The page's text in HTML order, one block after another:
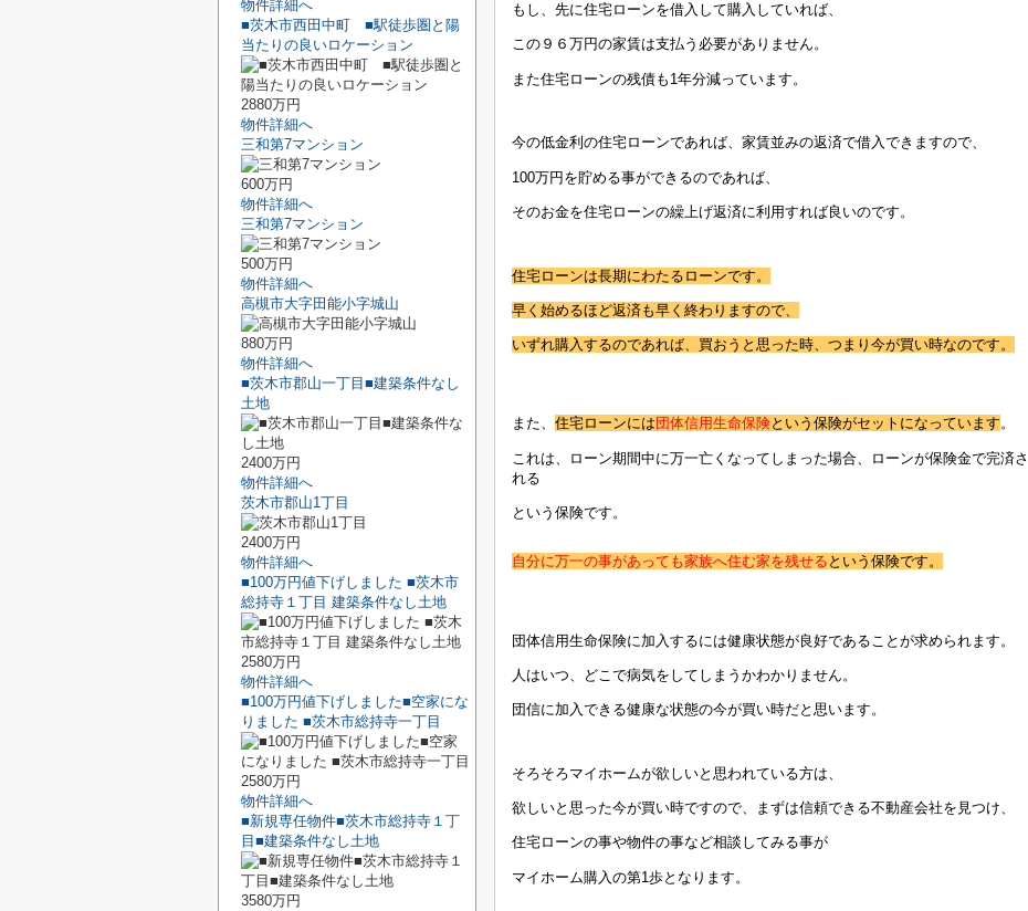
もし、先に住宅ローンを借入して購入していれば、
この９６万円の家賃は支払う必要がありません。
また住宅ローンの残債も1年分減っています。
今の低金利の住宅ローンであれば、家賃並みの返済で借入できますので、
100万円を貯める事ができるのであれば、
そのお金を住宅ローンの繰上げ返済に利用すれば良いのです。
住宅ローンは長期にわたるローンです。
早く始めるほど返済も早く終わりますので、
いずれ購入するのであれば、買おうと思った時、つまり今が買い時なのです。
また、 住宅ローンには 団体信用生命保険という保険がセットになっています。
これは、ローン期間中に万一亡くなってしまった場合、ローンが保険金で完済さ
れる
という保険です。
自分に万一の事があっても家族へ住む家を残せる という保険です。
団体信用生命保険に加入するには健康状態が良好であることが求められます。
人はいつ、どこで病気をしてしまうかわかりません。
団信に加入できる健康な状態の今が買い時だと思います。
そろそろマイホームが欲しいと思われている方は、
欲しいと思った今が買い時ですので、まずは信頼できる不動産会社を見つけ、
住宅ローンの事や物件の事など相談してみる事が
マイホーム購入の第1歩となります。
物件詳細へ
■茨木市西田中町 ■駅徒歩圏と陽
当たりの良いロケーション
2880万円
物件詳細へ
三和第7マンション
600万円
物件詳細へ
三和第7マンション
500万円
物件詳細へ
高槻市大字田能小字城山
880万円
物件詳細へ
■茨木市郡山一丁目■建築条件なし
土地
2400万円
物件詳細へ
茨木市郡山1丁目
2400万円
物件詳細へ
■100万円値下げしました ■茨木市
総持寺１丁目 建築条件なし土地
2580万円
物件詳細へ
■100万円値下げしました■空家にな
りました ■茨木市総持寺一丁目
2580万円
物件詳細へ
■新規専任物件■茨木市総持寺１丁
目■建築条件なし土地
3580万円